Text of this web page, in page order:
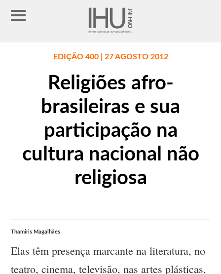
EDIÇÃO 400 | 27 AGOSTO 2012
Religiões afro-
brasileiras e sua
participação na
cultura nacional não
religiosa
Thamiris Magalhães
Elas têm presença marcante na literatura, no
teatro, cinema, televisão, nas artes plásticas,